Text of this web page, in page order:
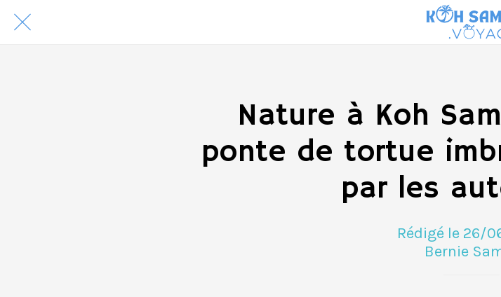
Nature à Koh
ponte de tortue
par les
Rédigé le 26/
Bernie